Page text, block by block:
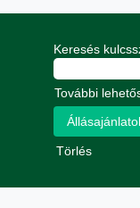
Keresés
További
Törlés